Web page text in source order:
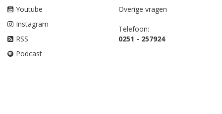
Youtube
Instagram
RSS
Podcast
Overige vragen
Telefoon:
0251 - 257924